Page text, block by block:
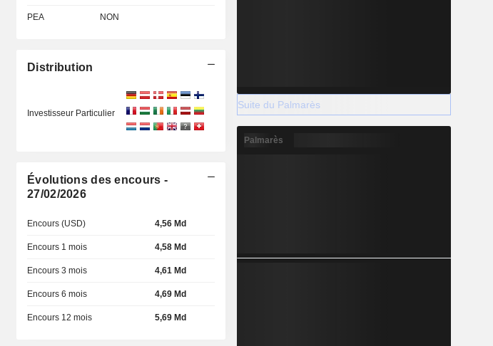
PEA NON
Distribution
Investisseur Particulier
Évolutions des encours -
27/02/2026
Encours (USD) 4,56 Md
Encours 1 mois 4,58 Md
Encours 3 mois 4,61 Md
Encours 6 mois 4,69 Md
Encours 12 mois 5,69 Md
Suite du Palmarès
Palmarès